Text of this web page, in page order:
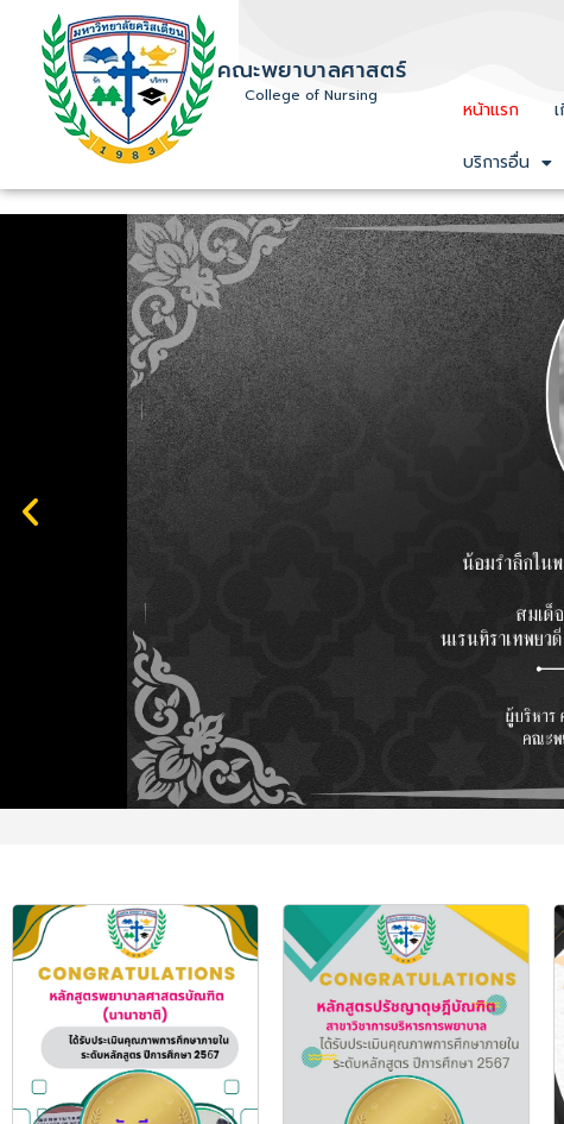
คณะพยาบาลศาสตร์
College of Nursing
หน้าแรก
บริการอื่น